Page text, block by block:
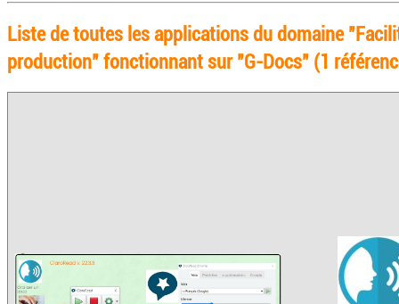
Liste de toutes les applications du domaine
production" fonctionnant sur "G-Docs" (1